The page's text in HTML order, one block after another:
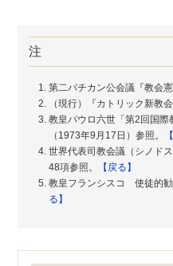
注
第二バチカン公会議『教会
（現行）『カトリック新教
教皇パウロ六世「第2回国際
（1973年9月17日）参照。
世界代表司教会議（シノド
48項参照。
【戻る】
教皇フランシスコ 使徒的勧
る】